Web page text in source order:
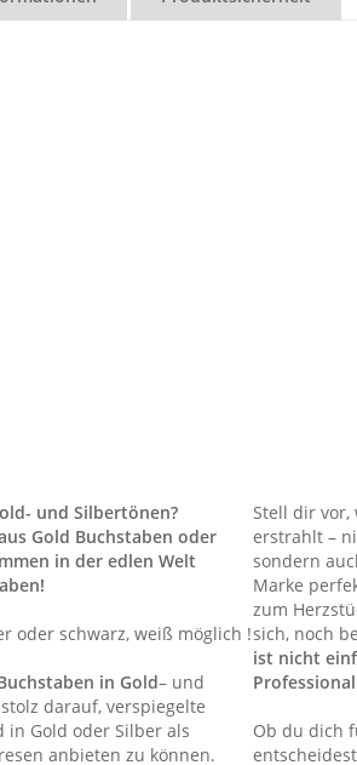
und Silbertönen?
Gold Buchstaben oder
in der edlen Welt
oder schwarz, weiß möglich !
in Gold– und
darauf, verspiegelte
in Gold oder Silber als
anbieten zu können.
Stell dir vor,
erstrahlt –
sondern
Marke
zum
sich, noch
ist nicht
Ob du dich